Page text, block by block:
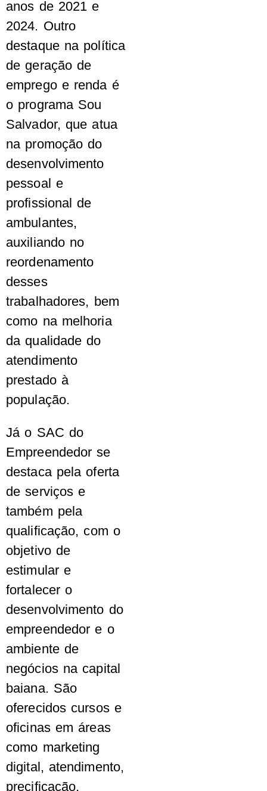
anos de 2021 e
2024. Outro
destaque na política
de geração de
emprego e renda é
o programa Sou
Salvador, que atua
na promoção do
desenvolvimento
pessoal e
profissional de
ambulantes,
auxiliando no
reordenamento
desses
trabalhadores, bem
como na melhoria
da qualidade do
atendimento
prestado à
população.
Já o SAC do
Empreendedor se
destaca pela oferta
de serviços e
também pela
qualificação, com o
objetivo de
estimular e
fortalecer o
desenvolvimento do
empreendedor e o
ambiente de
negócios na capital
baiana. São
oferecidos cursos e
oficinas em áreas
como marketing
digital, atendimento,
precificação,